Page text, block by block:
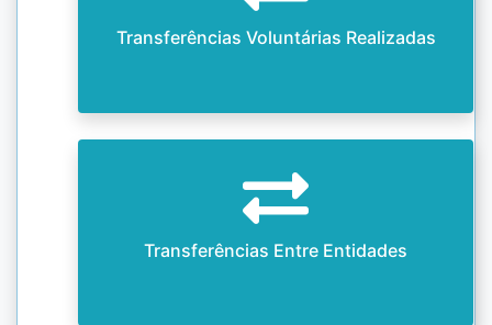
Transferências Voluntárias Realizadas
Transferências Entre Entidades